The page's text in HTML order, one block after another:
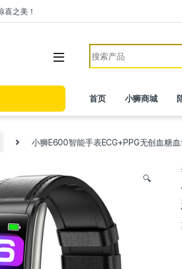
喜之美！
Search for:
首页 小狮商城
小狮E600智能手表ECG+PPG无创血糖
🔍